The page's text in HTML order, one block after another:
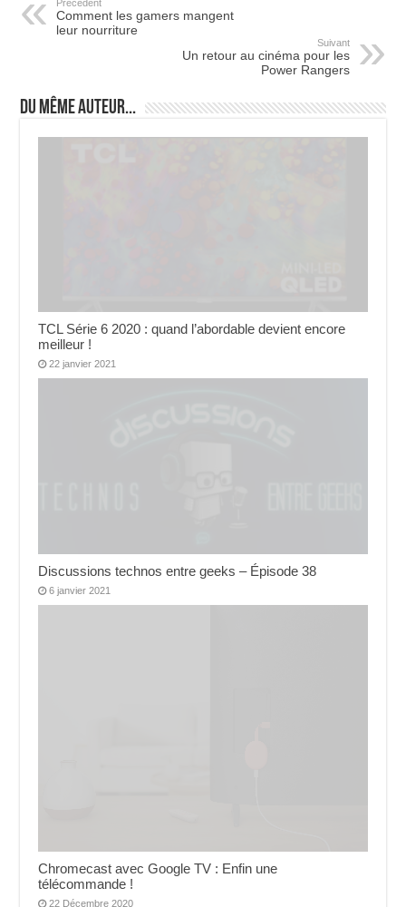
Précédent
Comment les gamers mangent
leur nourriture
Suivant
Un retour au cinéma pour les
Power Rangers
Du même auteur...
TCL Série 6 2020 : quand l’abordable devient encore
meilleur !
22 janvier 2021
Discussions technos entre geeks – Épisode 38
6 janvier 2021
Chromecast avec Google TV : Enfin une
télécommande !
22 Décembre 2020